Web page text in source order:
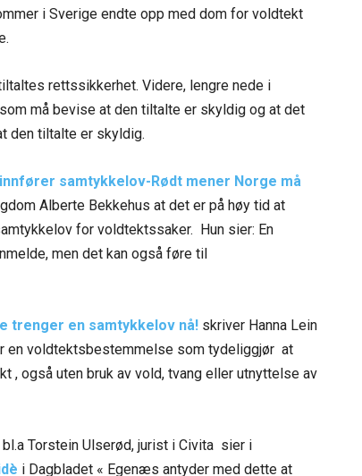
i Sverige endte opp med dom for voldtekt
rettssikkerhet. Videre, lengre nede i
må bevise at den tiltalte er skyldig og at det
den tiltalte er skyldig.
samtykkelov-Rødt mener Norge må
Alberte Bekkehus at det er på høy tid at
for voldtektssaker. Hun sier: En
men det kan også føre til
trenger en samtykkelov nå! skriver Hanna Lein
en voldtektsbestemmelse som tydeliggjør at
, også uten bruk av vold, tvang eller utnyttelse av
Torstein Ulserød, jurist i Civita sier i
i Dagbladet « Egenæs antyder med dette at